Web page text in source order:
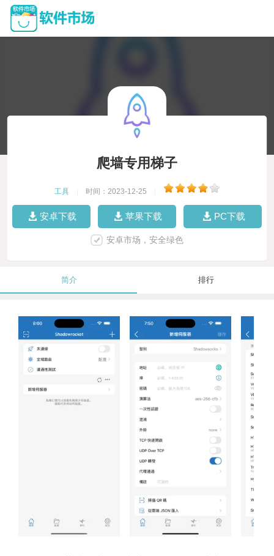
爬墙专用梯子
工具 时间：2023-12-25
安卓下载 苹果下载 PC下载
安卓市场，安全绿色
简介 排行